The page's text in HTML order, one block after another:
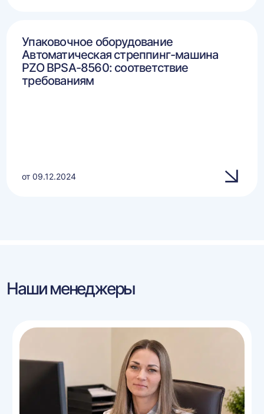
Упаковочное оборудование
Автоматическая стреппинг-машина
PZO BPSA-8560: соответствие
требованиям
от 09.12.2024
Наши менеджеры